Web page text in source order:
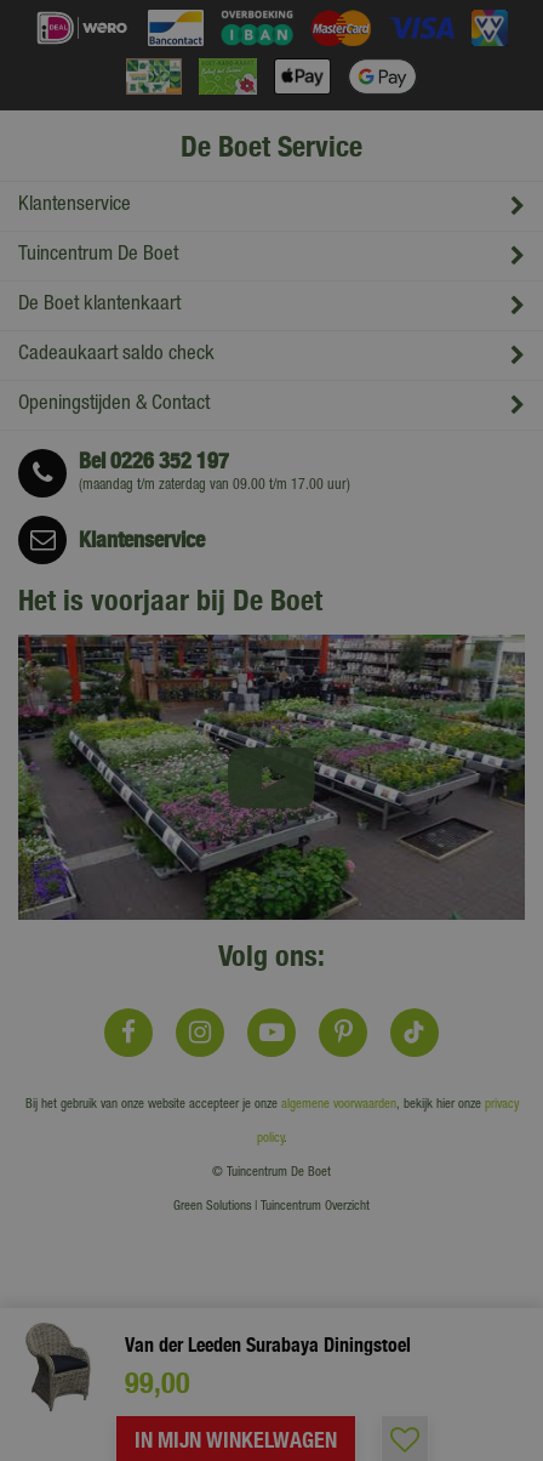
Van der Leeden Surabaya Diningstoel
99,00
De Boet Service
Klantenservice
Tuincentrum De Boet
De Boet klantenkaart
Cadeaukaart saldo check
Openingstijden & Contact
Bel0226 352 197
(maandag t/m zaterdag van 09.00 t/m 17.00 uur)
Klantenservice
Het is voorjaar bij De Boet
Volg ons:
Bij het gebruik van onze website accepteer je onze algemene voorwaarden, bekijk hier onze privacy
policy.
© Tuincentrum De Boet
Green Solutions Tuincentrum Overzicht